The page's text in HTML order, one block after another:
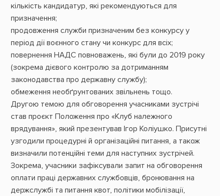
кількість кандидатур, які рекомендуються для
призначення;
продовження служби призначеним без конкурсу у
період дії воєнного стану чи конкурс для всіх;
повернення НАДС повноважень, які були до 2019 року
(зокрема дієвого контролю за дотриманням
законодавства про державну службу);
обмеження необґрунтованих звільнень тощо.
Другою темою для обговорення учасниками зустрічі
став проєкт Положення про «Клуб належного
врядування», який презентував Ігор Коліушко. Присутні
узгодили процедурні й організаційні питання, а також
визначили потенційні теми для наступних зустрічей.
Зокрема, учасники зафіксували запит на обговорення
оплати праці державних службовців, бронювання на
держслужбі та питання квот, політики мобілізації,